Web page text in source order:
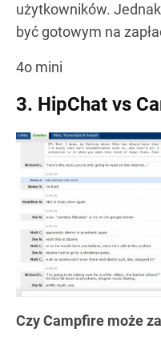
użytkowników.
być gotowym na
4o mini
3. HipChat vs
Czy Campfire może